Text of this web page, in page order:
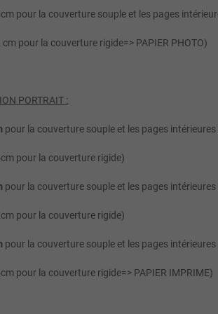
pour la couverture souple et les pages
pour la couverture rigide=> PAPIER PHOTO)
PORTRAIT :
pour la couverture souple et les pages intérieures
pour la couverture rigide)
pour la couverture souple et les pages intérieures
pour la couverture rigide)
pour la couverture souple et les pages intérieures
pour la couverture rigide=> PAPIER IMPRIME)